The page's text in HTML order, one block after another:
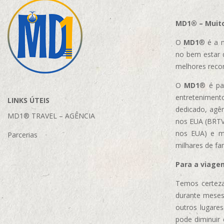
LINKS ÚTEIS
MD1® TRAVEL – AGÊNCIA
Parcerias
MD1® –
O MD1® é a
no bem estar
melhores
O MD1® é
dedicado,
nos EUA
nos EUA) e
milhares de
Para a
Temos
durante
outros
pode diminuir